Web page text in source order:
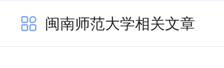
闽南师范大学相关文章